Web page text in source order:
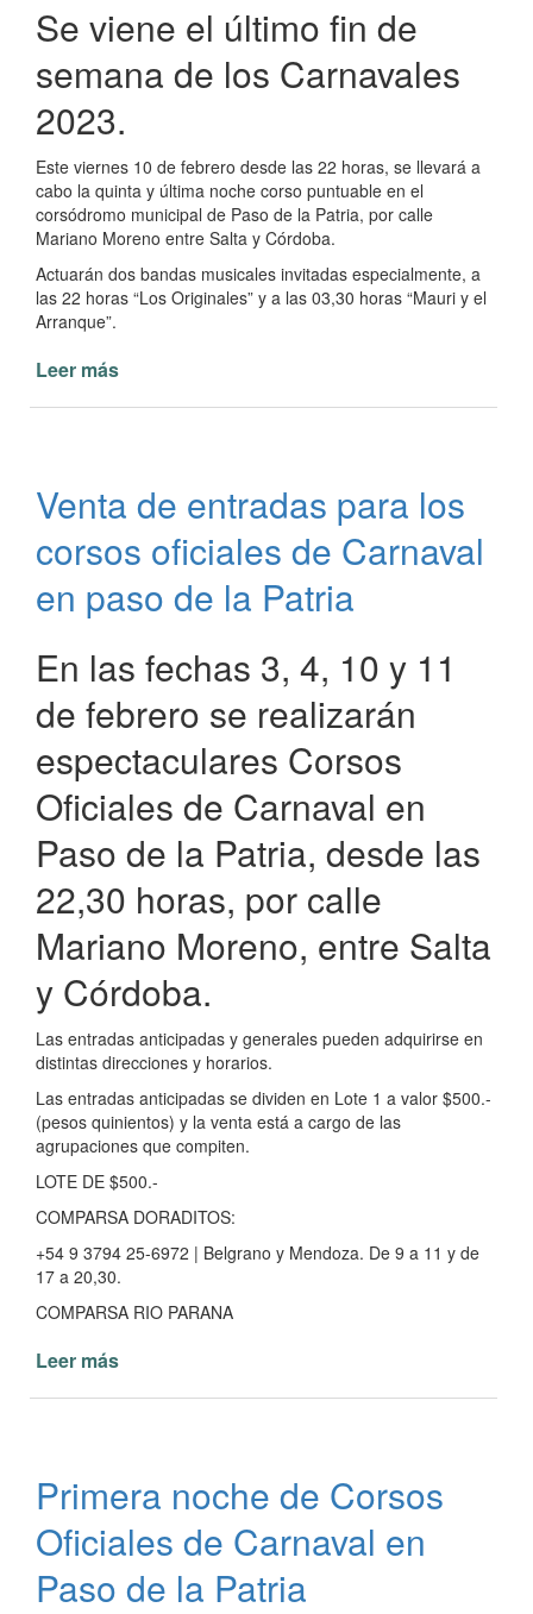
Se viene el último fin de
semana de los Carnavales
2023.
Este viernes 10 de febrero desde las 22 horas, se llevará a
cabo la quinta y última noche corso puntuable en el
corsódromo municipal de Paso de la Patria, por calle
Mariano Moreno entre Salta y Córdoba.
Actuarán dos bandas musicales invitadas especialmente, a
las 22 horas “Los Originales” y a las 03,30 horas “Mauri y el
Arranque”.
Leer más
Oficiales
en
Paso
la
Venta de entradas para los
corsos oficiales de Carnaval
en paso de la Patria
En las fechas 3, 4, 10 y 11
de febrero se realizarán
espectaculares Corsos
Oficiales de Carnaval en
Paso de la Patria, desde las
22,30 horas, por calle
Mariano Moreno, entre Salta
y Córdoba.
Las entradas anticipadas y generales pueden adquirirse en
distintas direcciones y horarios.
Las entradas anticipadas se dividen en Lote 1 a valor $500.-
(pesos quinientos) y la venta está a cargo de las
agrupaciones que compiten.
LOTE DE $500.-
COMPARSA DORADITOS:
+54 9 3794 25-6972 | Belgrano y Mendoza. De 9 a 11 y de
17 a 20,30.
COMPARSA RIO PARANA
Leer más
los
corsos
oficiales
de
Carnaval
Primera noche de Corsos
Oficiales de Carnaval en
Paso de la Patria